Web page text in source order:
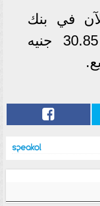
في بنك
كريدي أجريكول نحو 30.85 جنيه